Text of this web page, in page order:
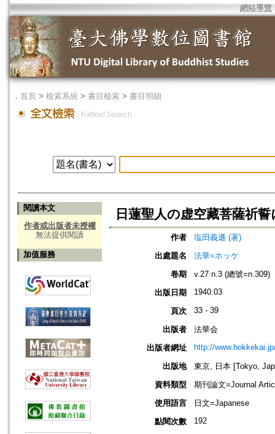
網站導覽
． 首頁 > 檢索系統 > 書目檢索 > 書目明細
閱讀本文
作者或出版者未授權
無法提供閱讀
加值服務
日蓮聖人の虚空藏菩薩祈
作者
塩田義遜 (著)
出處題名
法華=ホッケ
卷期
v.27 n.3 (總號=n.309)
出版日期
1940.03
頁次 33 - 39
出版者
法華会
出版者網址
http://
出版地
東京, 日本 [Tokyo,
資料類型
期刊論文=Journal
使用語言
日文=Japanese
點閱次數
192